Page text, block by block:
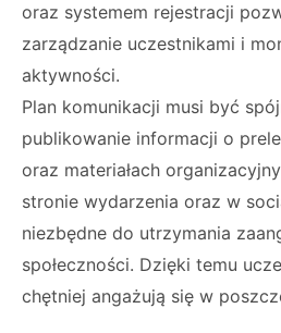
oraz systemem rejestracji
zarządzanie uczestnikami i
aktywności.
Plan komunikacji musi być
publikowanie informacji o
oraz materiałach
stronie wydarzenia oraz w
niezbędne do utrzymania
społeczności. Dzięki temu
chętniej angażują się w